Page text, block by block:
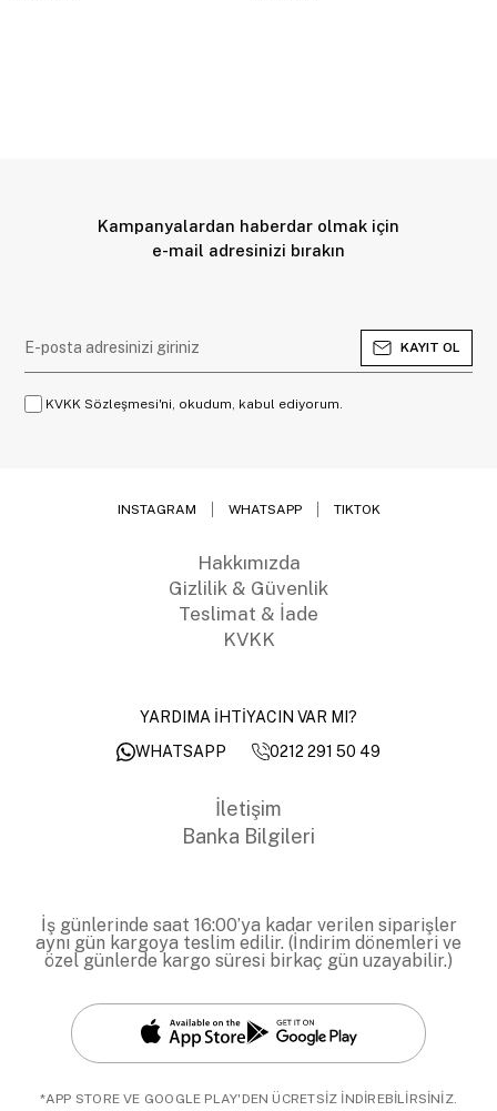
Kampanyalardan haberdar olmak için
e-mail adresinizi bırakın
KAYIT OL
KVKK Sözleşmesi'ni, okudum, kabul ediyorum.
INSTAGRAM WHATSAPP TIKTOK
Hakkımızda
Gizlilik & Güvenlik
Teslimat & İade
KVKK
YARDIMA İHTİYACIN VAR MI?
WHATSAPP
0212 291 50 49
İletişim
Banka Bilgileri
İş günlerinde saat 16:00’ya kadar verilen siparişler
aynı gün kargoya teslim edilir. (İndirim dönemleri ve
özel günlerde kargo süresi birkaç gün uzayabilir.)
*APP STORE VE GOOGLE PLAY'DEN ÜCRETSİZ İNDİREBİLİRSİNİZ.